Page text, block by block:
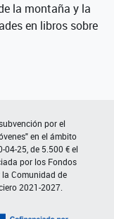
la montaña y la
en libros sobre
por el
en el ámbito
25, de 5.500 € el
por los Fondos
la Comunidad de
2021-2027.